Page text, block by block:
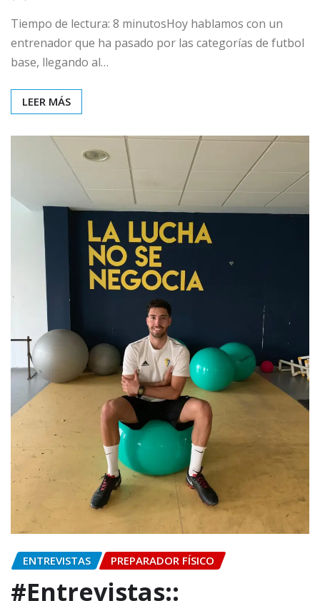
Tiempo de lectura: 8 minutosHoy hablamos con un
entrenador que ha pasado por las categorías de futbol
base, llegando al…
LEER MÁS
ENTREVISTAS PREPARADOR FÍSICO
#Entrevistas::